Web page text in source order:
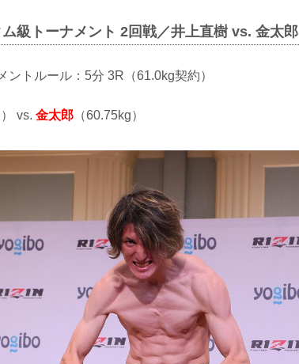
級トーナメント 2回戦／井上直樹 vs. 金太郎
ントルール：5分 3R（61.0kg契約）
vs. 金太郎 （60.75kg）